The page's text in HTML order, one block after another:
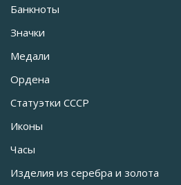
Банкноты
Значки
Медали
Ордена
Статуэтки СССР
Иконы
Часы
Изделия из серебра и золота